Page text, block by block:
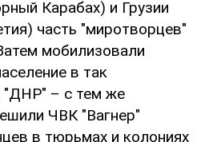
Карабах) и Грузии
часть "миротворцев"
мобилизовали
в так
– с тем же
ЧВК "Вагнер"
в тюрьмах и колониях